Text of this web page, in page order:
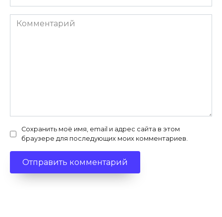
Комментарий
Сохранить моё имя, email и адрес сайта в этом
браузере для последующих моих комментариев.